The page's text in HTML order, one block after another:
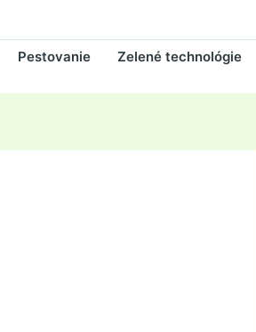
Pestovanie Zelené technológie